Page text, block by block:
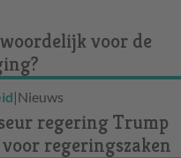
voor de
|Nieuws
regering Trump
regeringszaken